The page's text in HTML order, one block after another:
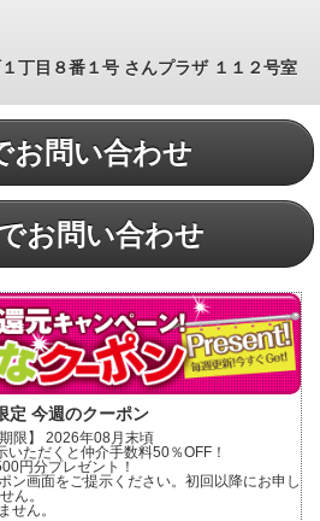
丁目８番１号 さんプラザ １１２号室
お問い合わせ
お問い合わせ
定 今週のクーポン
限】 2026年08月末頃
ただくと仲介手数料50％OFF！
円分プレゼント！
ン画面をご提示ください。初回以降にお申し
ん。
せん。